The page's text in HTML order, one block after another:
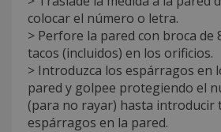
colocar el número o letra.
> Perfore la pared con broca de
tacos (incluidos) en los orificios.
> Introduzca los espárragos en
pared y golpee protegiendo el
(para no rayar) hasta introducir
espárragos en la pared.